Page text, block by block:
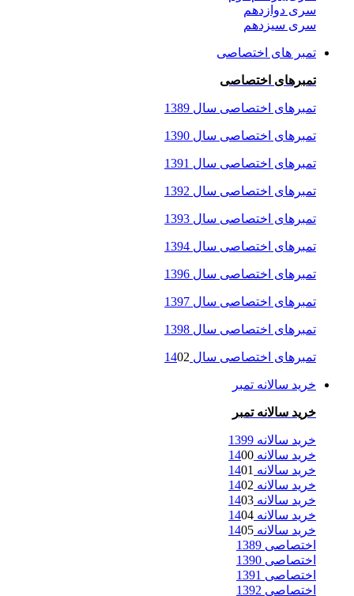
سری دوازدهم
سری سیزدهم
تمبر های اختصاصی
تمبرهای اختصاصی
تمبرهای اختصاصی سال 1389
تمبرهای اختصاصی سال 1390
تمبرهای اختصاصی سال 1391
تمبرهای اختصاصی سال 1392
تمبرهای اختصاصی سال 1393
تمبرهای اختصاصی سال 1394
تمبرهای اختصاصی سال 1396
تمبرهای اختصاصی سال 1397
تمبرهای اختصاصی سال 1398
تمبرهای اختصاصی سال 14 02
خرید سالانه تمبر
خرید سالانه تمبر
خرید سالانه 1399
خرید سالانه 14 00
خرید سالانه 14 01
خرید سالانه 14 02
خرید سالانه 14 03
خرید سالانه 14 04
خرید سالانه 14 05
اختصاصی 1389
اختصاصی 1390
اختصاصی 1391
اختصاصی 1392